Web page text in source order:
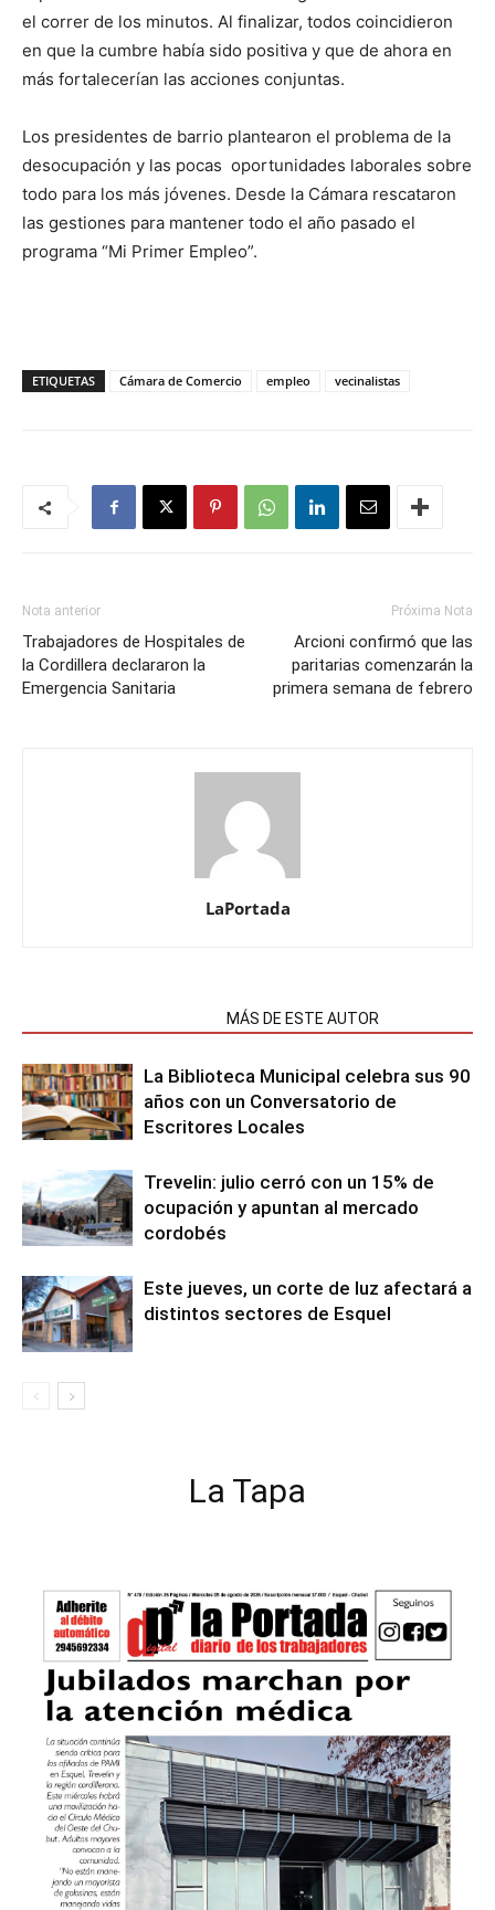
el correr de los minutos. Al finalizar, todos coincidieron
en que la cumbre había sido positiva y que de ahora en
más fortalecerían las acciones conjuntas.
Los presidentes de barrio plantearon el problema de la
desocupación y las pocas oportunidades laborales sobre
todo para los más jóvenes. Desde la Cámara rescataron
las gestiones para mantener todo el año pasado el
programa “Mi Primer Empleo”.
ETIQUETAS Cámara de Comercio empleo vecinalistas
Nota anterior
Trabajadores de Hospitales de
la Cordillera declararon la
Emergencia Sanitaria
Próxima Nota
Arcioni confirmó que las
paritarias comenzarán la
primera semana de febrero
LaPortada
MÁS DE ESTE AUTOR
La Biblioteca Municipal celebra sus 90
años con un Conversatorio de
Escritores Locales
Trevelin: julio cerró con un 15% de
ocupación y apuntan al mercado
cordobés
Este jueves, un corte de luz afectará a
distintos sectores de Esquel
La Tapa